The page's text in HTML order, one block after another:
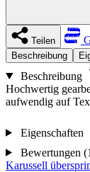
Teilen
Beschreibung
Beschreibung
Hochwertig
aufwendig auf
Eigenschaften
Bewertungen
Karussell